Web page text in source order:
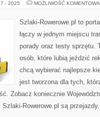
- 2025 MOŻLIWOŚĆ
Szlaki-Rowerowe.pl to
łączy w jednym miejscu
porady oraz testy sprzętu.
osób, które lubią jeździć
chcą wybierać najlepsze
jest tworzona dla tych,
Zobacz koniecznie
Rowerowe.pl są